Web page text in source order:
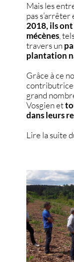
Mais les
pas
2018, ils
mécènes,
travers un
plantation
Grâce à ce
grand
Vosgien et
dans leurs
Lire la suite